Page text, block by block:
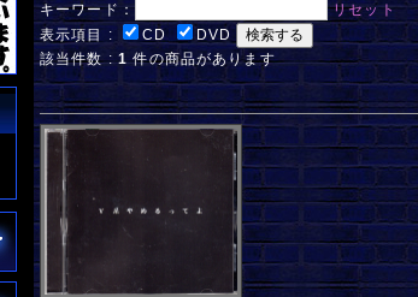
キーワード：
リセット
表示項目 :
CD
DVD
該当件数 :1 件の商品があります